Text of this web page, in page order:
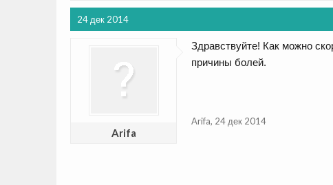
24 дек 2014
Arifa
Здравствуйте! Как можно
причины болей.
Arifa, 24 дек 2014